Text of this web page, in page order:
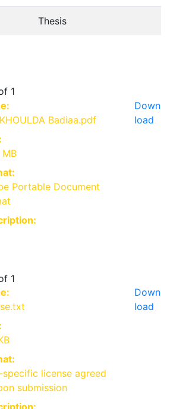
Thesis
1
Badiaa.pdf
Portable Document
Down
load
1
specific license agreed
submission
Down
load